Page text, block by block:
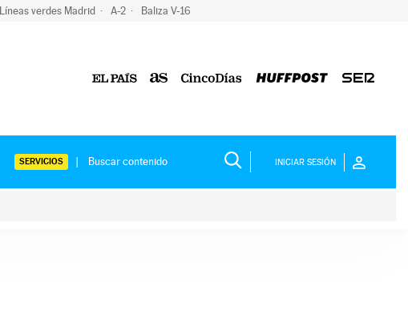
Líneas verdes Madrid A-2 Baliza V-16
SERVICIOS INICIAR SESIÓN